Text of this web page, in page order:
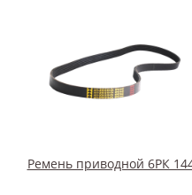
Ремень приводной 6РК